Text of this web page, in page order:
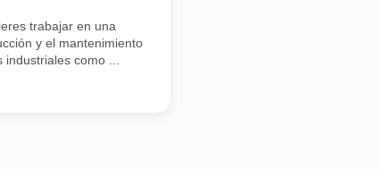
trabajar en una
y el mantenimiento
como ...